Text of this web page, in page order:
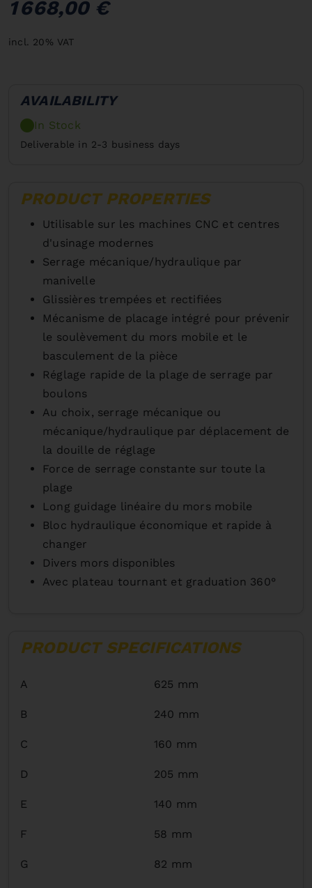
1 668,00 €
incl. 20% VAT
AVAILABILITY
In Stock
Deliverable in 2-3 business days
PRODUCT PROPERTIES
Utilisable sur les machines CNC et centres
d'usinage modernes
Serrage mécanique/hydraulique par
manivelle
Glissières trempées et rectifiées
Mécanisme de placage intégré pour prévenir
le soulèvement du mors mobile et le
basculement de la pièce
Réglage rapide de la plage de serrage par
boulons
Au choix, serrage mécanique ou
mécanique/hydraulique par déplacement de
la douille de réglage
Force de serrage constante sur toute la
plage
Long guidage linéaire du mors mobile
Bloc hydraulique économique et rapide à
changer
Divers mors disponibles
Avec plateau tournant et graduation 360°
PRODUCT SPECIFICATIONS
A 625 mm
B 240 mm
C 160 mm
D 205 mm
E 140 mm
F 58 mm
G 82 mm